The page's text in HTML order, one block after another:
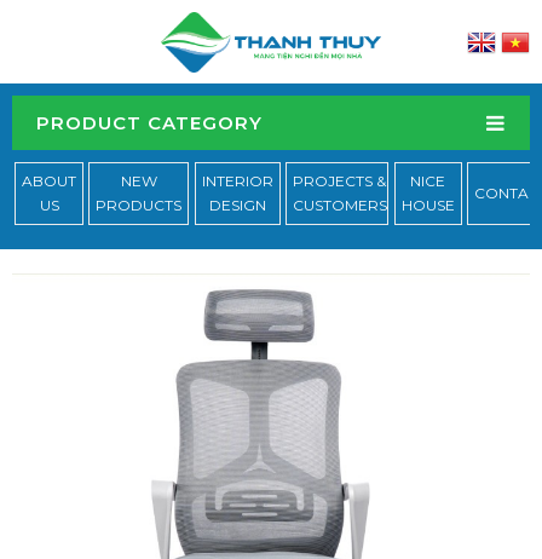
PRODUCT CATEGORY
ABOUT
US
NEW
PRODUCTS
INTERIOR
DESIGN
PROJECTS &
CUSTOMERS
NICE
HOUSE